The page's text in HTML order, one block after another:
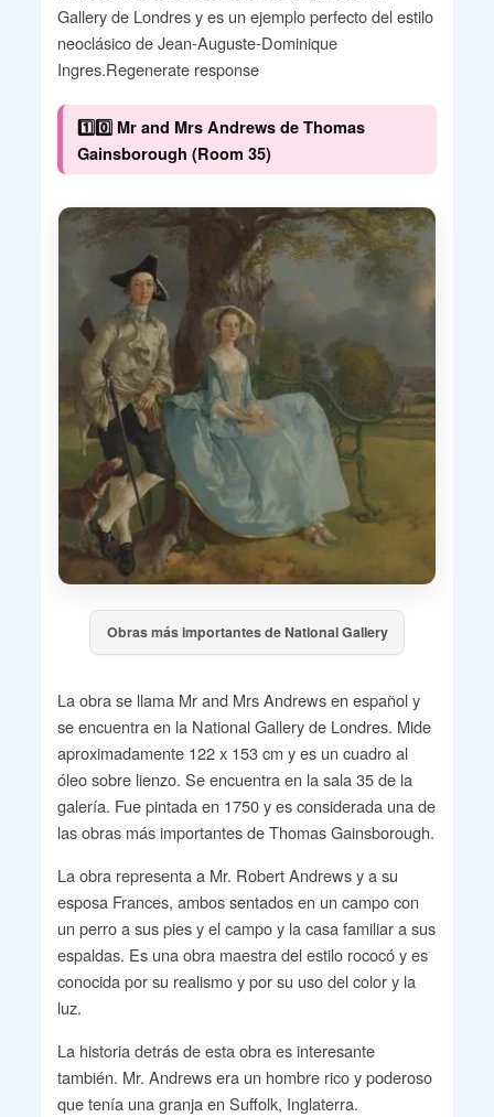
Gallery de Londres y es un ejemplo perfecto del estilo
neoclásico de Jean-Auguste-Dominique
Ingres.Regenerate response
1️⃣0️⃣ Mr and Mrs Andrews de Thomas
Gainsborough (Room 35)
Obras más importantes de National Gallery
La obra se llama Mr and Mrs Andrews en español y
se encuentra en la National Gallery de Londres. Mide
aproximadamente 122 x 153 cm y es un cuadro al
óleo sobre lienzo. Se encuentra en la sala 35 de la
galería. Fue pintada en 1750 y es considerada una de
las obras más importantes de Thomas Gainsborough.
La obra representa a Mr. Robert Andrews y a su
esposa Frances, ambos sentados en un campo con
un perro a sus pies y el campo y la casa familiar a sus
espaldas. Es una obra maestra del estilo rococó y es
conocida por su realismo y por su uso del color y la
luz.
La historia detrás de esta obra es interesante
también. Mr. Andrews era un hombre rico y poderoso
que tenía una granja en Suffolk, Inglaterra.